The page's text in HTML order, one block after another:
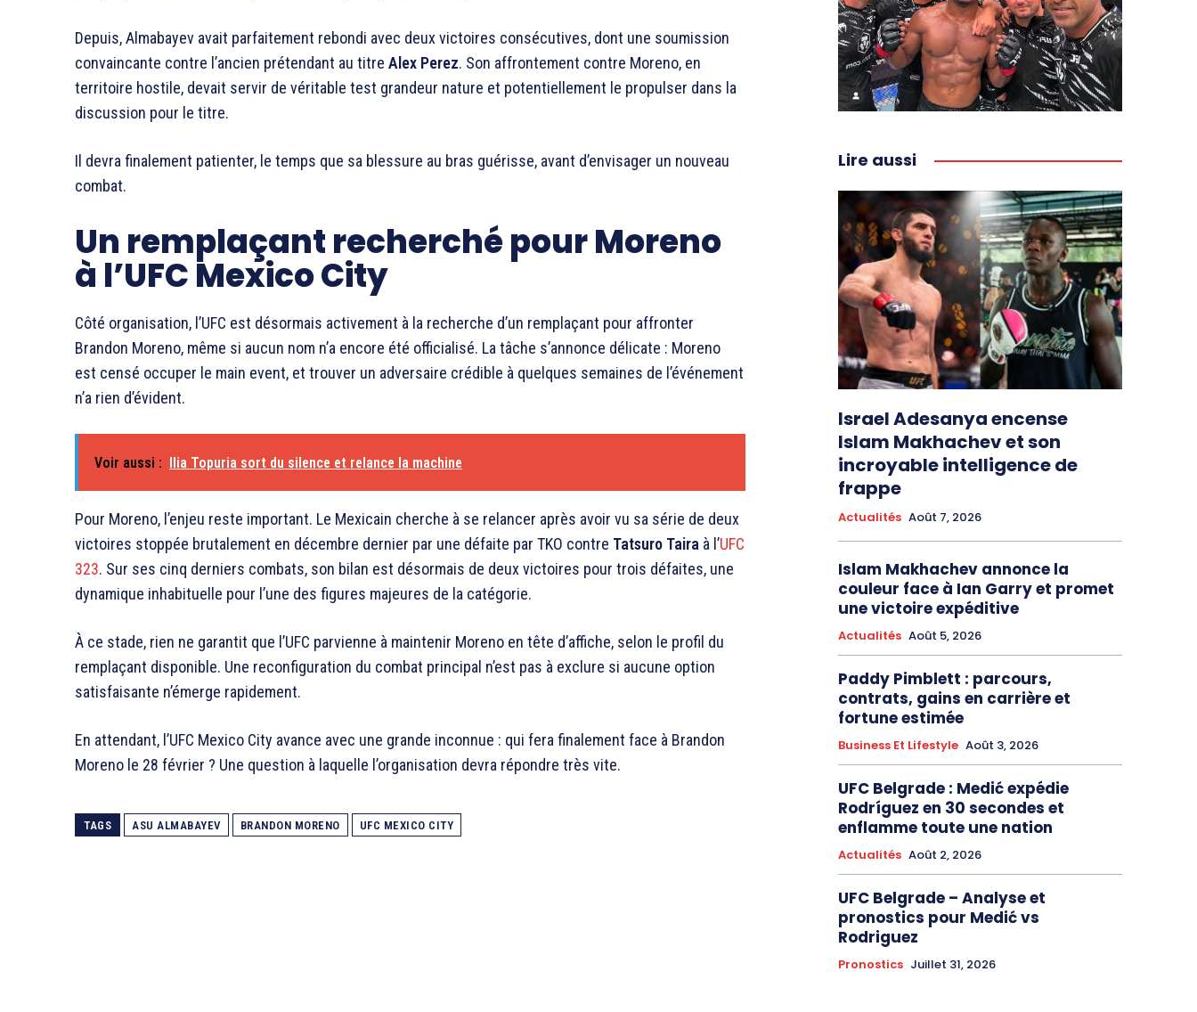
Depuis, Almabayev avait parfaitement rebondi avec deux victoires consécutives, dont une soumission
convaincante contre l’ancien prétendant au titre Alex Perez. Son affrontement contre Moreno, en
territoire hostile, devait servir de véritable test grandeur nature et potentiellement le propulser dans la
discussion pour le titre.
Il devra finalement patienter, le temps que sa blessure au bras guérisse, avant d’envisager un nouveau
combat.
Un remplaçant recherché pour Moreno
à l’UFC Mexico City
Côté organisation, l’UFC est désormais activement à la recherche d’un remplaçant pour affronter
Brandon Moreno, même si aucun nom n’a encore été officialisé. La tâche s’annonce délicate : Moreno
est censé occuper le main event, et trouver un adversaire crédible à quelques semaines de l’événement
n’a rien d’évident.
Voir aussi : Ilia Topuria sort du silence et relance la machine
Pour Moreno, l’enjeu reste important. Le Mexicain cherche à se relancer après avoir vu sa série de deux
victoires stoppée brutalement en décembre dernier par une défaite par TKO contre Tatsuro Taira à l’UFC
323. Sur ses cinq derniers combats, son bilan est désormais de deux victoires pour trois défaites, une
dynamique inhabituelle pour l’une des figures majeures de la catégorie.
À ce stade, rien ne garantit que l’UFC parvienne à maintenir Moreno en tête d’affiche, selon le profil du
remplaçant disponible. Une reconfiguration du combat principal n’est pas à exclure si aucune option
satisfaisante n’émerge rapidement.
En attendant, l’UFC Mexico City avance avec une grande inconnue : qui fera finalement face à Brandon
Moreno le 28 février ? Une question à laquelle l’organisation devra répondre très vite.
TAGS ASU ALMABAYEV BRANDON MORENO UFC MEXICO CITY
Lire aussi
Israel Adesanya encense
Islam Makhachev et son
incroyable intelligence de
frappe
Actualités Août 7, 2026
Islam Makhachev annonce la
couleur face à Ian Garry et promet
une victoire expéditive
Actualités Août 5, 2026
Paddy Pimblett : parcours,
contrats, gains en carrière et
fortune estimée
Business Et Lifestyle Août 3, 2026
UFC Belgrade : Medić expédie
Rodríguez en 30 secondes et
enflamme toute une nation
Actualités Août 2, 2026
UFC Belgrade – Analyse et
pronostics pour Medić vs
Rodriguez
Pronostics Juillet 31, 2026